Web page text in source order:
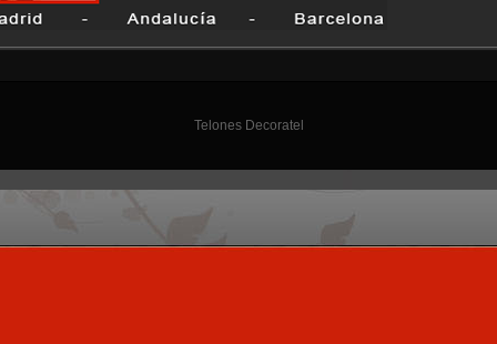
Telones Decoratel